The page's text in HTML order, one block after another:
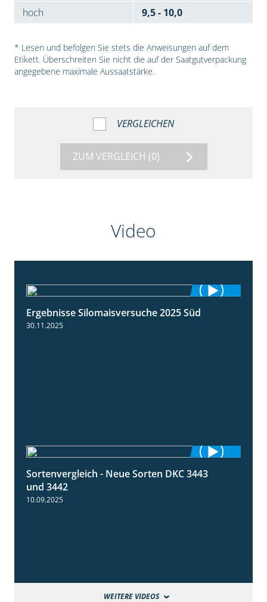
hoch
9,5 - 10,0
* Lesen und befolgen Sie stets die Anweisungen auf dem
Etikett. Überschreiten Sie nicht die auf der Saatgutverpackung
angegebene maximale Aussaatstärke.
VERGLEICHEN
ZUM VERGLEICH (0)
Video
Ergebnisse Silomaisversuche 2025 Süd
30.11.2025
1:59
Sortenvergleich - Neue Sorten DKC 3443
und 3442
10.09.2025
WEITERE VIDEOS